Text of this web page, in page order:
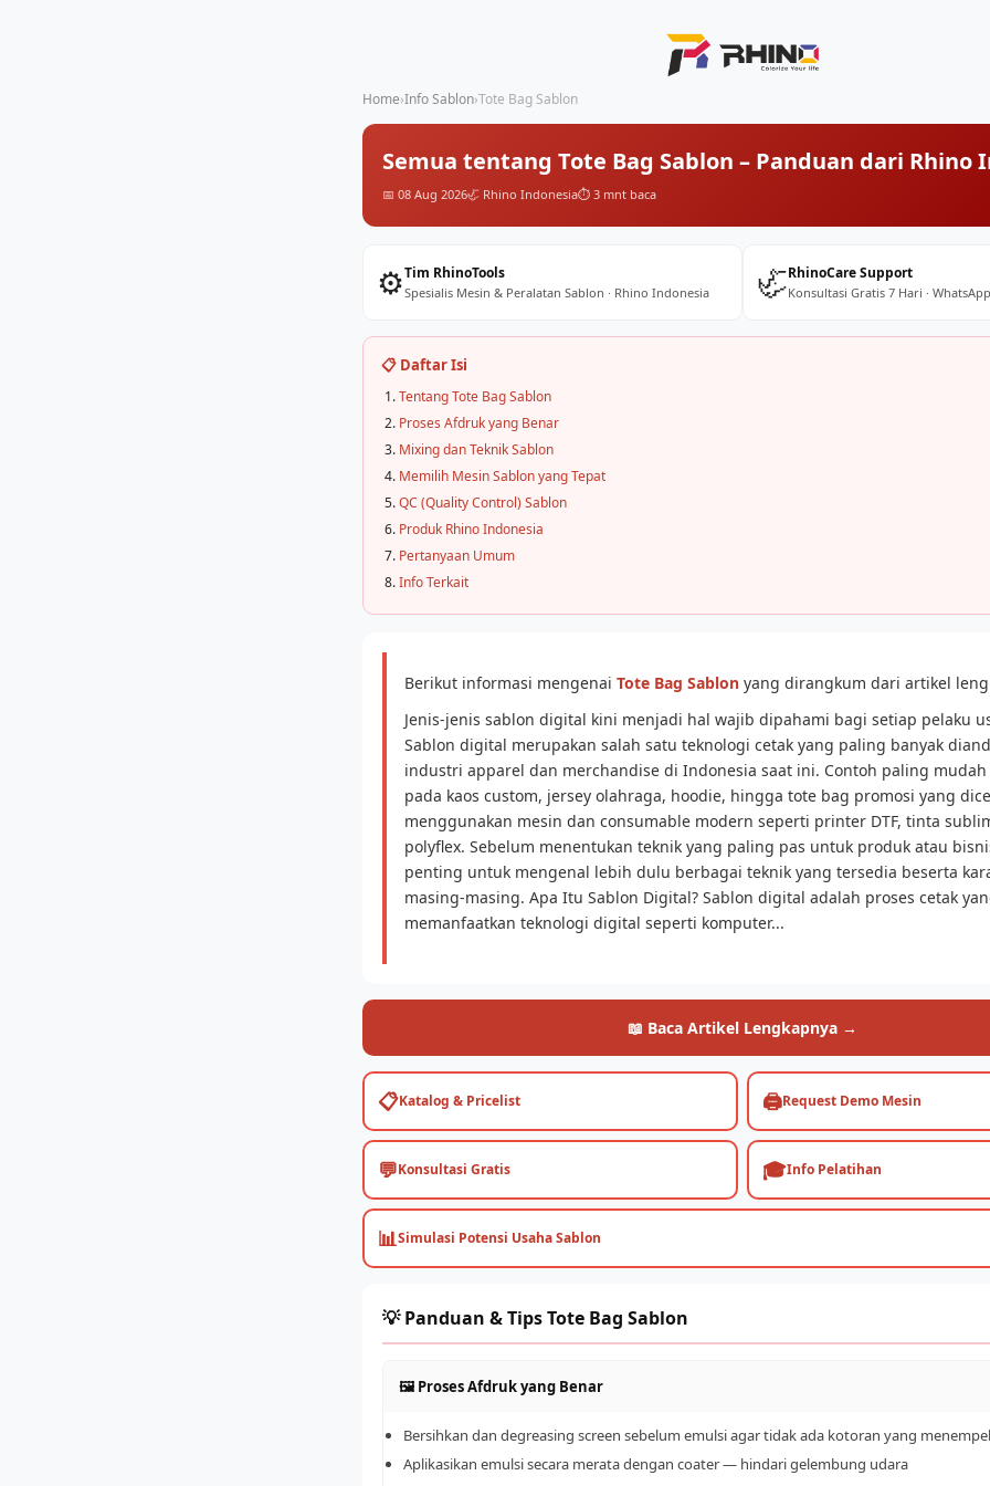
Home›Info Sablon›Tote Bag Sablon
Semua tentang Tote Bag Sablon – Panduan dari Rhino
📅 08 Aug 2026🦏 Rhino Indonesia⏱️ 3 mnt baca
⚙️Tim RhinoTools
Spesialis Mesin & Peralatan Sablon · Rhino Indonesia 🦏RhinoCare Support
Konsultasi Gratis 7 Hari ·
📋 Daftar Isi
Tentang Tote Bag Sablon
Proses Afdruk yang Benar
Mixing dan Teknik Sablon
Memilih Mesin Sablon yang Tepat
QC (Quality Control) Sablon
Produk Rhino Indonesia
Pertanyaan Umum
Info Terkait
Berikut informasi mengenai Tote Bag Sablon yang dirangkum dari artikel
Jenis-jenis sablon digital kini menjadi hal wajib dipahami bagi setiap pelaku
Sablon digital merupakan salah satu teknologi cetak yang paling banyak
industri apparel dan merchandise di Indonesia saat ini. Contoh paling
pada kaos custom, jersey olahraga, hoodie, hingga tote bag promosi yang
menggunakan mesin dan consumable modern seperti printer DTF, tinta
polyflex. Sebelum menentukan teknik yang paling pas untuk produk atau
penting untuk mengenal lebih dulu berbagai teknik yang tersedia beserta
masing-masing. Apa Itu Sablon Digital? Sablon digital adalah proses cetak
memanfaatkan teknologi digital seperti komputer...
📖 Baca Artikel Lengkapnya →
📋Katalog & Pricelist 🖨️Request Demo Mesin
💬Konsultasi Gratis 🎓Info Pelatihan
📊Simulasi Potensi Usaha Sablon
💡 Panduan & Tips Tote Bag Sablon
🖼️ Proses Afdruk yang Benar
Bersihkan dan degreasing screen sebelum emulsi agar tidak ada kotoran yang menempel
Aplikasikan emulsi secara merata dengan coater — hindari gelembung udara